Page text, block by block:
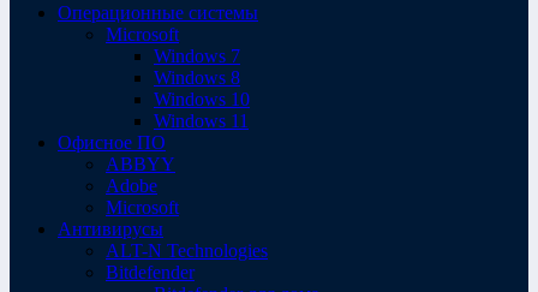
Операционные системы
Microsoft
Windows 7
Windows 8
Windows 10
Windows 11
Офисное ПО
ABBYY
Adobe
Microsoft
Антивирусы
ALT-N Technologies
Bitdefender